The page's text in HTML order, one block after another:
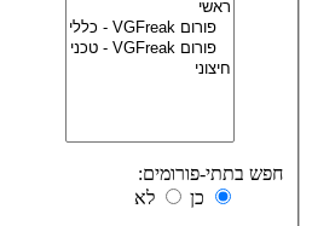
חפש בתתי-פורומים:
כן
לא